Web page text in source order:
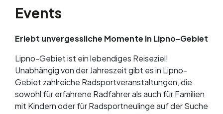
Events
Erlebt unvergessliche Momente in Lipno-Gebiet
Lipno-Gebiet ist ein lebendiges Reiseziel!
Unabhängig von der Jahreszeit gibt es in Lipno-
Gebiet zahlreiche Radsportveranstaltungen, die
sowohl für erfahrene Radfahrer als auch für Familien
mit Kindern oder für Radsportneulinge auf der Suche